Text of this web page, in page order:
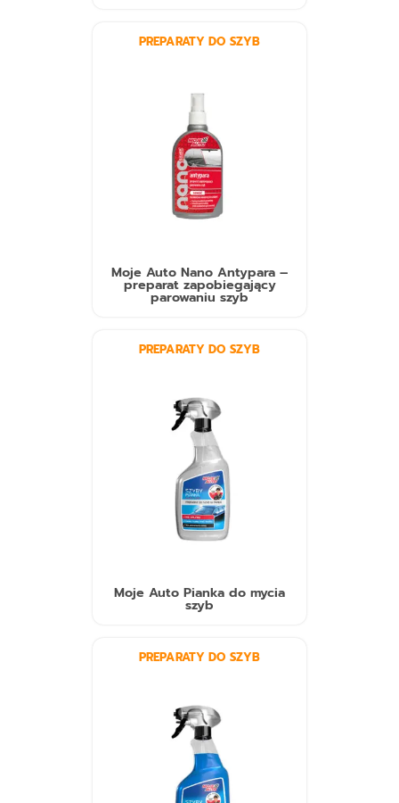
PREPARATY DO SZYB
Moje Auto Nano Antypara –
preparat zapobiegający
parowaniu szyb
PREPARATY DO SZYB
Moje Auto Pianka do mycia
szyb
PREPARATY DO SZYB